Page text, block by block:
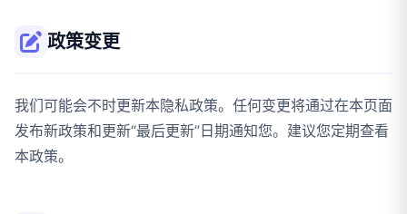
政策变更
我们可能会不时更新本隐私政策。任何变更将通过在本页面
发布新政策和更新“最后更新”日期通知您。建议您定期查看
本政策。